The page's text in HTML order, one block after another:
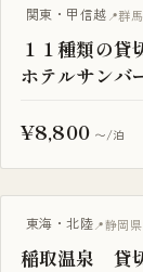
一棟貸し
関東・甲信越 群
１１種類の
ホテルサンバ
¥8,800 〜/泊
一棟貸し
東海・北陸 静岡県
稲取温泉 貸